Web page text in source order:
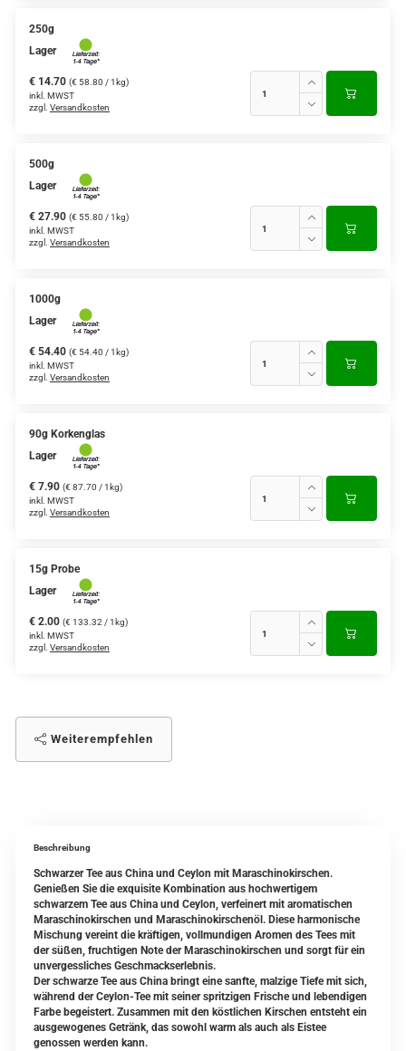
250g
Lager
€ 14.70 (€ 58.80 / 1kg)
inkl. MWST
zzgl. Versandkosten
500g
Lager
€ 27.90 (€ 55.80 / 1kg)
inkl. MWST
zzgl. Versandkosten
1000g
Lager
€ 54.40 (€ 54.40 / 1kg)
inkl. MWST
zzgl. Versandkosten
90g Korkenglas
Lager
€ 7.90 (€ 87.70 / 1kg)
inkl. MWST
zzgl. Versandkosten
15g Probe
Lager
€ 2.00 (€ 133.32 / 1kg)
inkl. MWST
zzgl. Versandkosten
Weiterempfehlen
Beschreibung
Schwarzer Tee aus China und Ceylon mit Maraschinokirschen.
Genießen Sie die exquisite Kombination aus hochwertigem
schwarzem Tee aus China und Ceylon, verfeinert mit aromatischen
Maraschinokirschen und Maraschinokirschenöl. Diese harmonische
Mischung vereint die kräftigen, vollmundigen Aromen des Tees mit
der süßen, fruchtigen Note der Maraschinokirschen und sorgt für ein
unvergessliches Geschmackserlebnis.
Der schwarze Tee aus China bringt eine sanfte, malzige Tiefe mit sich,
während der Ceylon-Tee mit seiner spritzigen Frische und lebendigen
Farbe begeistert. Zusammen mit den köstlichen Kirschen entsteht ein
ausgewogenes Getränk, das sowohl warm als auch als Eistee
genossen werden kann.